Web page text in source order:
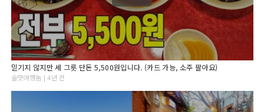
믿기지 않지만 세 그릇 단돈 5,500원입니다. (카드 가능, 소주 팔아요)
술맛여행놈 | 4년 전